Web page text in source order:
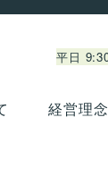
経営理
平日